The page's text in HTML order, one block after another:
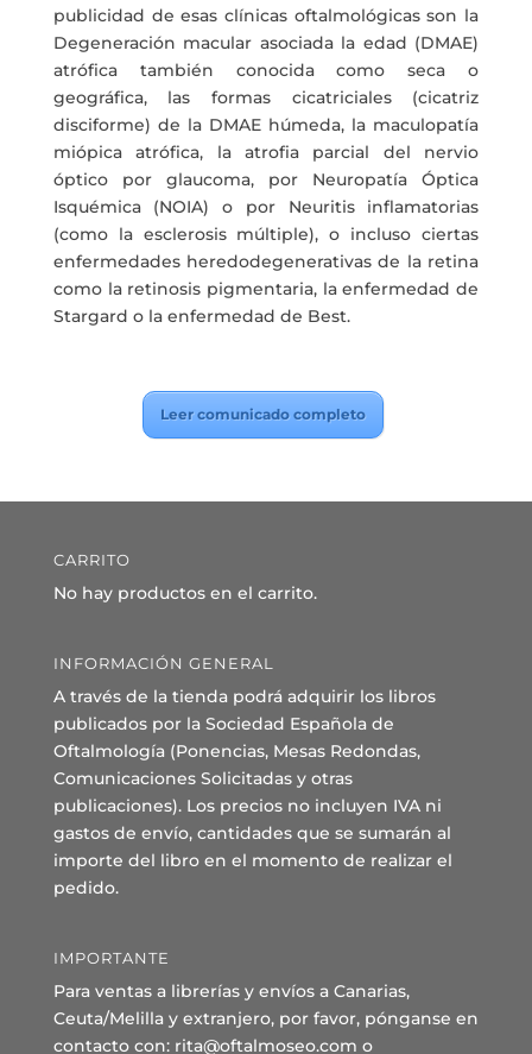
publicidad de esas clínicas oftalmológicas son la
Degeneración macular asociada la edad (DMAE)
atrófica también conocida como seca o
geográfica, las formas cicatriciales (cicatriz
disciforme) de la DMAE húmeda, la maculopatía
miópica atrófica, la atrofia parcial del nervio
óptico por glaucoma, por Neuropatía Óptica
Isquémica (NOIA) o por Neuritis inflamatorias
(como la esclerosis múltiple), o incluso ciertas
enfermedades heredodegenerativas de la retina
como la retinosis pigmentaria, la enfermedad de
Stargard o la enfermedad de Best.
Leer comunicado completo
CARRITO
No hay productos en el carrito.
INFORMACIÓN GENERAL
A través de la tienda podrá adquirir los libros
publicados por la Sociedad Española de
Oftalmología (Ponencias, Mesas Redondas,
Comunicaciones Solicitadas y otras
publicaciones). Los precios no incluyen IVA ni
gastos de envío, cantidades que se sumarán al
importe del libro en el momento de realizar el
pedido.
IMPORTANTE
Para ventas a librerías y envíos a Canarias,
Ceuta/Melilla y extranjero, por favor, pónganse en
contacto con: rita@oftalmoseo.com o